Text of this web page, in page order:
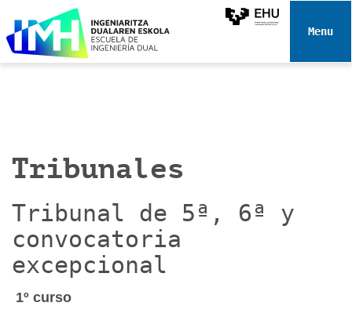
e
Toggle
Tribunales
Tribunal de 5ª, 6ª y
convocatoria
excepcional
1º curso